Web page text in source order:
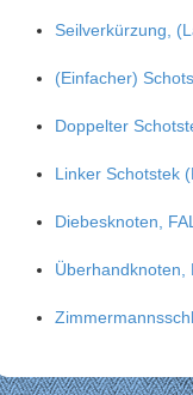
Seilverkürzung,
(Einfacher)
Doppelter
Linker Schotstek
Diebesknoten,
Überhandknoten,